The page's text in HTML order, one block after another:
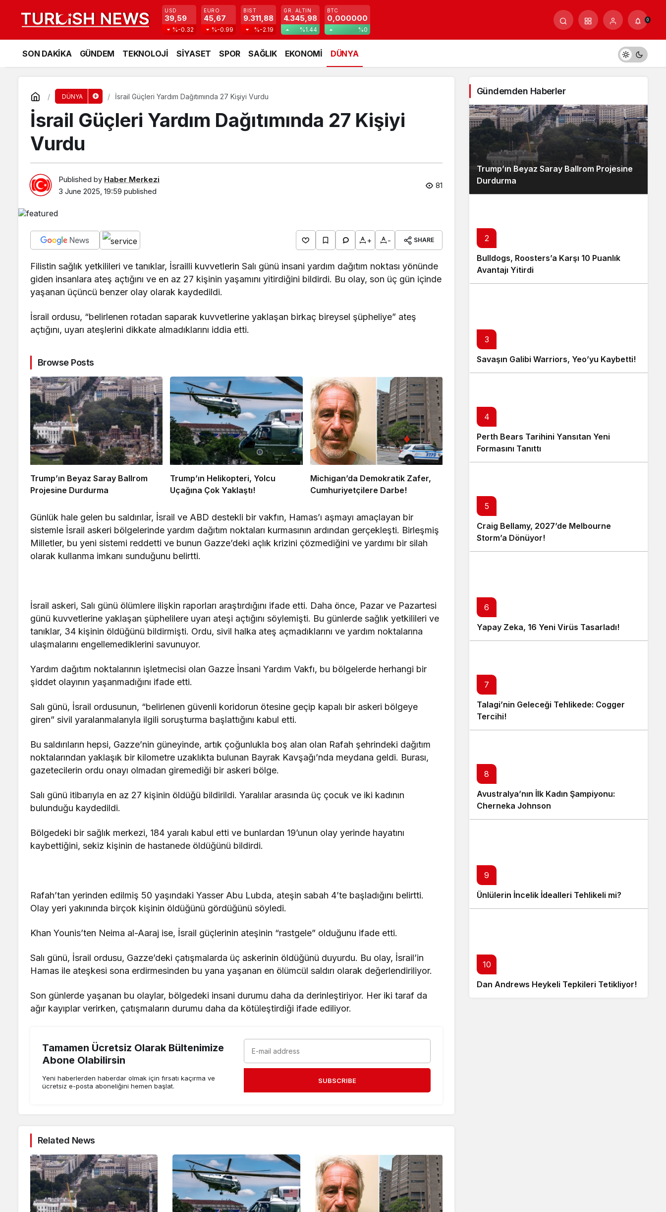
USD
39,59
%-0.32
EURO
45,67
%-0.99
BIST
9.311,88
%-2.19
GR. ALTIN
4.345,98
%1.44
BTC
0,000000
%0
0
SON DAKİKA GÜNDEM TEKNOLOJİ SİYASET SPOR SAĞLIK EKONOMİ DÜNYA
DÜNYA İsrail Güçleri Yardım Dağıtımında 27 Kişiyi Vurdu
İsrail Güçleri Yardım Dağıtımında 27 Kişiyi
Vurdu
Published by Haber Merkezi
3 June 2025, 19:59 published
81
+ - SHARE
Filistin sağlık yetkilileri ve tanıklar, İsrailli kuvvetlerin Salı günü insani yardım dağıtım noktası yönünde
giden insanlara ateş açtığını ve en az 27 kişinin yaşamını yitirdiğini bildirdi. Bu olay, son üç gün içinde
yaşanan üçüncü benzer olay olarak kaydedildi.
İsrail ordusu, “belirlenen rotadan saparak kuvvetlerine yaklaşan birkaç bireysel şüpheliye” ateş
açtığını, uyarı ateşlerini dikkate almadıklarını iddia etti.
Browse Posts
Trump’ın Beyaz Saray Ballrom
Projesine Durdurma
Trump’ın Helikopteri, Yolcu
Uçağına Çok Yaklaştı!
Michigan’da Demokratik Zafer,
Cumhuriyetçilere Darbe!
Günlük hale gelen bu saldırılar, İsrail ve ABD destekli bir vakfın, Hamas’ı aşmayı amaçlayan bir
sistemle İsrail askeri bölgelerinde yardım dağıtım noktaları kurmasının ardından gerçekleşti. Birleşmiş
Milletler, bu yeni sistemi reddetti ve bunun Gazze’deki açlık krizini çözmediğini ve yardımı bir silah
olarak kullanma imkanı sunduğunu belirtti.
İsrail askeri, Salı günü ölümlere ilişkin raporları araştırdığını ifade etti. Daha önce, Pazar ve Pazartesi
günü kuvvetlerine yaklaşan şüphelilere uyarı ateşi açtığını söylemişti. Bu günlerde sağlık yetkilileri ve
tanıklar, 34 kişinin öldüğünü bildirmişti. Ordu, sivil halka ateş açmadıklarını ve yardım noktalarına
ulaşmalarını engellemediklerini savunuyor.
Yardım dağıtım noktalarının işletmecisi olan Gazze İnsani Yardım Vakfı, bu bölgelerde herhangi bir
şiddet olayının yaşanmadığını ifade etti.
Salı günü, İsrail ordusunun, “belirlenen güvenli koridorun ötesine geçip kapalı bir askeri bölgeye
giren” sivil yaralanmalarıyla ilgili soruşturma başlattığını kabul etti.
Bu saldırıların hepsi, Gazze’nin güneyinde, artık çoğunlukla boş alan olan Rafah şehrindeki dağıtım
noktalarından yaklaşık bir kilometre uzaklıkta bulunan Bayrak Kavşağı’nda meydana geldi. Burası,
gazetecilerin ordu onayı olmadan giremediği bir askeri bölge.
Salı günü itibarıyla en az 27 kişinin öldüğü bildirildi. Yaralılar arasında üç çocuk ve iki kadının
bulunduğu kaydedildi.
Bölgedeki bir sağlık merkezi, 184 yaralı kabul etti ve bunlardan 19’unun olay yerinde hayatını
kaybettiğini, sekiz kişinin de hastanede öldüğünü bildirdi.
Rafah’tan yerinden edilmiş 50 yaşındaki Yasser Abu Lubda, ateşin sabah 4’te başladığını belirtti.
Olay yeri yakınında birçok kişinin öldüğünü gördüğünü söyledi.
Khan Younis’ten Neima al-Aaraj ise, İsrail güçlerinin ateşinin “rastgele” olduğunu ifade etti.
Salı günü, İsrail ordusu, Gazze’deki çatışmalarda üç askerinin öldüğünü duyurdu. Bu olay, İsrail’in
Hamas ile ateşkesi sona erdirmesinden bu yana yaşanan en ölümcül saldırı olarak değerlendiriliyor.
Son günlerde yaşanan bu olaylar, bölgedeki insani durumu daha da derinleştiriyor. Her iki taraf da
ağır kayıplar verirken, çatışmaların durumu daha da kötüleştirdiği ifade ediliyor.
Tamamen Ücretsiz Olarak Bültenimize
Abone Olabilirsin
Yeni haberlerden haberdar olmak için fırsatı kaçırma ve
ücretsiz e-posta aboneliğini hemen başlat.
SUBSCRIBE
Related News
Gündemden Haberler
Trump’ın Beyaz Saray Ballrom Projesine
Durdurma
2
Bulldogs, Roosters’a Karşı 10 Puanlık
Avantajı Yitirdi
3
Savaşın Galibi Warriors, Yeo’yu Kaybetti!
4
Perth Bears Tarihini Yansıtan Yeni
Formasını Tanıttı
5
Craig Bellamy, 2027’de Melbourne
Storm’a Dönüyor!
6
Yapay Zeka, 16 Yeni Virüs Tasarladı!
7
Talagi’nin Geleceği Tehlikede: Cogger
Tercihi!
8
Avustralya’nın İlk Kadın Şampiyonu:
Cherneka Johnson
9
Ünlülerin İncelik İdealleri Tehlikeli mi?
10
Dan Andrews Heykeli Tepkileri Tetikliyor!